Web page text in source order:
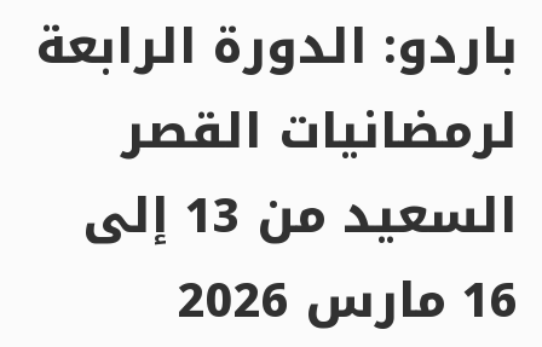
باردو: الدورة الرابعة
لرمضانيات القصر
السعيد من 13 إلى
16 مارس 2026